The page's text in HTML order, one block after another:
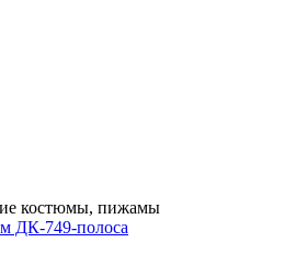
костюмы, пижамы
ДК-749-полоса